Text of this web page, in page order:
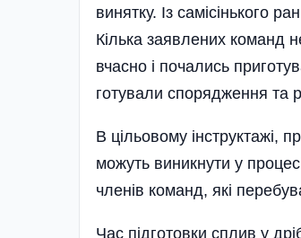
винятку. Із самі­сінь­кого
Кілька заявлених команд
вчасно і почались
готували споря­дження та
В цільовому інструктажі,
можуть виникнути у
членів команд, які
Час підготовки сплив у